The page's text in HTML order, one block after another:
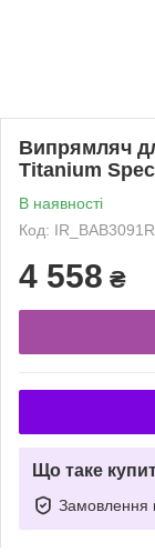
Випрямляч
Titanium
В наявності
Код:
4 558 ₴
Що таке
Замовлення